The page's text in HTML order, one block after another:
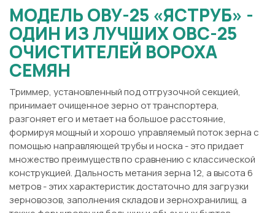
МОДЕЛЬ ОВУ-25 «ЯСТРУБ» -
ОДИН ИЗ ЛУЧШИХ ОВС-25
ОЧИСТИТЕЛЕЙ ВОРОХА
СЕМЯН
Триммер, установленный под отгрузочной секцией,
принимает очищенное зерно от транспортера,
разгоняет его и метает на большое расстояние,
формируя мощный и хорошо управляемый поток зерна с
помощью направляющей трубы и носка - это придает
множество преимуществ по сравнению с классической
конструкцией. Дальность метания зерна 12, а высота 6
метров - этих характеристик достаточно для загрузки
зерновозов, заполнения складов и зернохранилищ, а